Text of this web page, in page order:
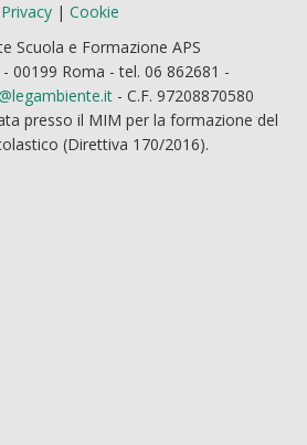
Privacy| Cookie
Scuola e Formazione APS
00199 Roma - tel. 06 862681 -
- C.F. 97208870580
presso il MIM per la formazione del
(Direttiva 170/2016).